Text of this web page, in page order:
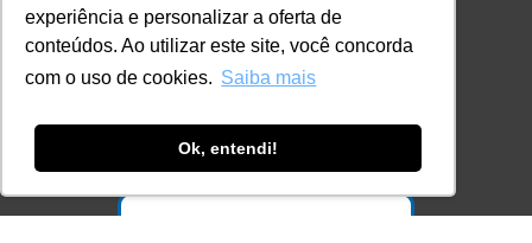
experiência e personalizar a oferta de
conteúdos. Ao utilizar este site, você concorda
com o uso de cookies. Saiba mais
Ok, entendi!
contato@lec.com.br
Ferramenta Antifraude
Consulte aqui o cadastro da Instituição no